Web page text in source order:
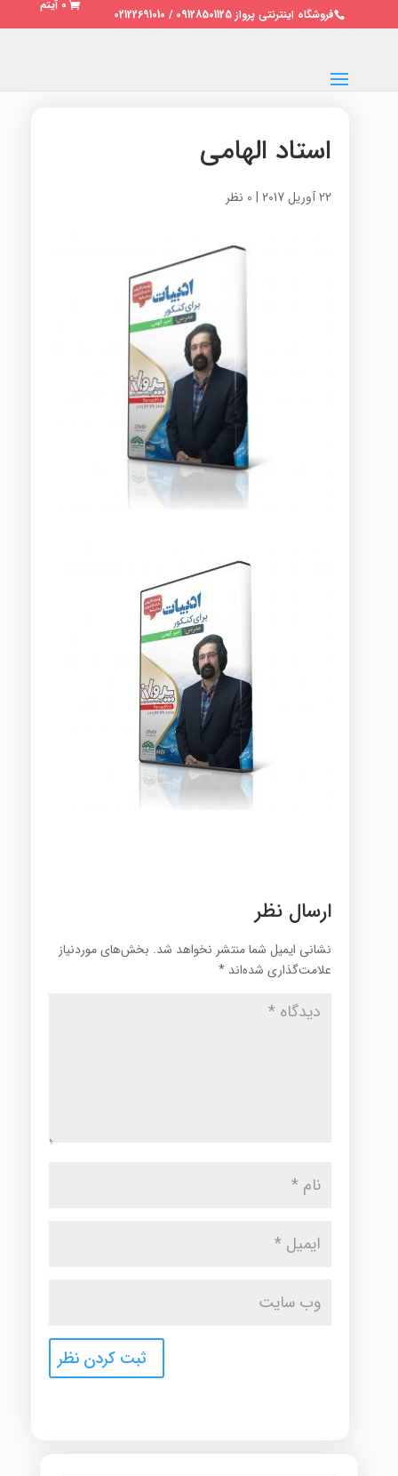
فروشگاه اینترنتی پرواز 09128501125 / 02122691010
0 آیتم
استاد الهامی
22 آوریل 2017 | 0 نظر
ارسال نظر
نشانی ایمیل شما منتشر نخواهد شد. بخش‌های موردنیاز
علامت‌گذاری شده‌اند *